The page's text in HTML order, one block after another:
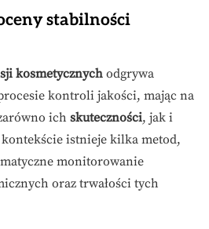
stabilności
kosmetycznych odgrywa
kontroli jakości, mając na
ich skuteczności, jak i
istnieje kilka metod,
monitorowanie
oraz trwałości tych